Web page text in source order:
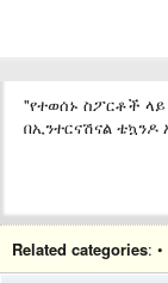
"የተወሰኑ ስፖርቶች ላይ
በኢንተርናሽናል
Related categories: •